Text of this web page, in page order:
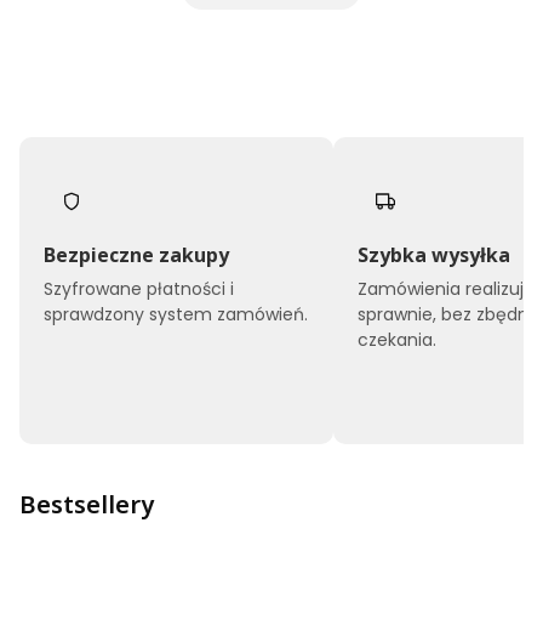
Bezpieczne zakupy
Szyfrowane płatności i
sprawdzony system zamówień.
Szybka wysyłka
Zamówienia
sprawnie, bez
czekania.
Bestsellery